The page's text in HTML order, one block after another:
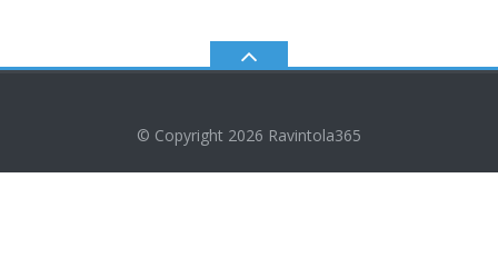
© Copyright 2026 Ravintola365